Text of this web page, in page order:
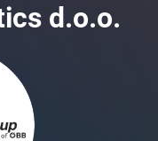
d.o.o.